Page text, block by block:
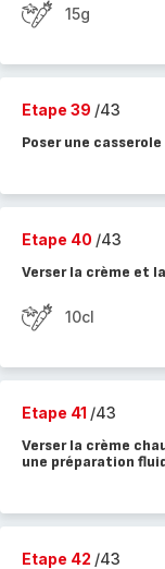
15g
Etape 39 /43
Poser une
Etape 40 /43
Verser la crème et
10cl
Etape 41 /43
Verser la crème
une préparation
Etape 42 /43